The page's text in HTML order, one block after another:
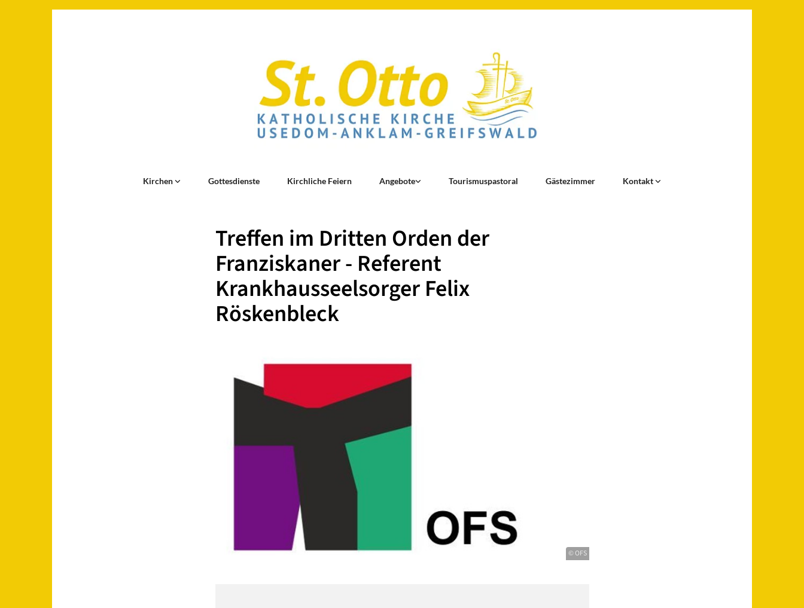
Kirchen Gottesdienste Kirchliche Feiern Angebote Tourismuspastoral Gästezimmer Kontakt
Treffen im Dritten Orden der
Franziskaner - Referent
Krankhausseelsorger Felix
Röskenbleck
© OFS